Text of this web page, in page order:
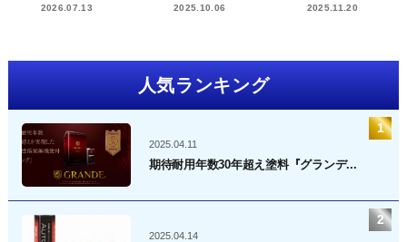
2026.07.13 2025.10.06 2025.11.20
人気ランキング
2025.04.11
期待耐用年数30年超え塗料『グランデ...
2025.04.14